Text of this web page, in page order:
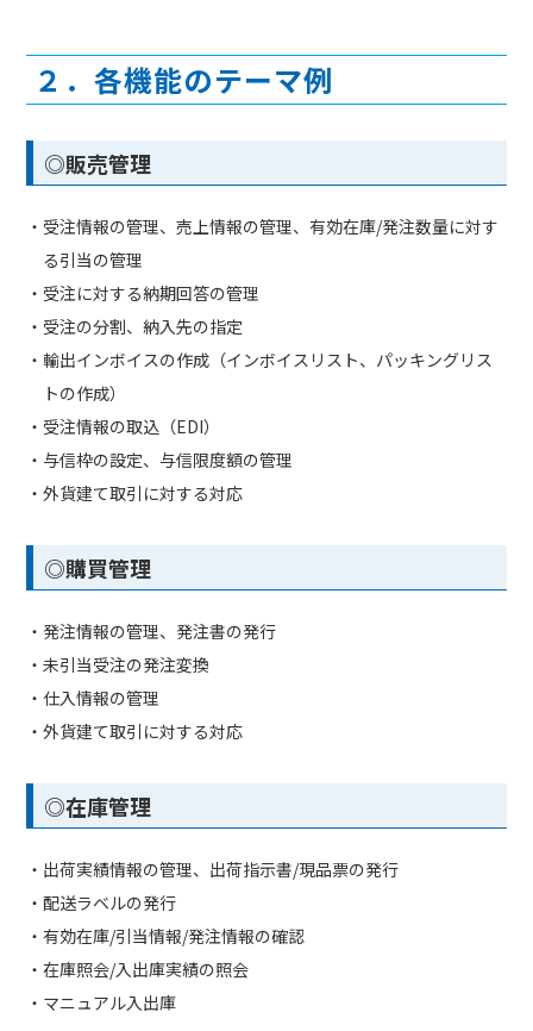
２．各機能のテーマ例
◎販売管理
・受注情報の管理、売上情報の管理、有効在庫/発注数量に対す
る引当の管理
・受注に対する納期回答の管理
・受注の分割、納入先の指定
・輸出インボイスの作成（インボイスリスト、パッキングリス
トの作成）
・受注情報の取込（EDI）
・与信枠の設定、与信限度額の管理
・外貨建て取引に対する対応
◎購買管理
・発注情報の管理、発注書の発行
・未引当受注の発注変換
・仕入情報の管理
・外貨建て取引に対する対応
◎在庫管理
・出荷実績情報の管理、出荷指示書/現品票の発行
・配送ラベルの発行
・有効在庫/引当情報/発注情報の確認
・在庫照会/入出庫実績の照会
・マニュアル入出庫